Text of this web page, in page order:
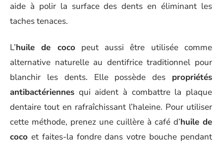
aide à polir la surface des dents en éliminant les
taches tenaces.
L’huile de coco peut aussi être utilisée comme
alternative naturelle au dentifrice traditionnel pour
blanchir les dents. Elle possède des propriétés
antibactériennes qui aident à combattre la plaque
dentaire tout en rafraîchissant l’haleine. Pour utiliser
cette méthode, prenez une cuillère à café d’huile de
coco et faites-la fondre dans votre bouche pendant